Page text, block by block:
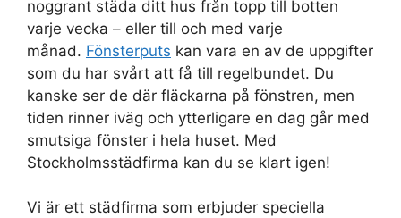
noggrant städa ditt hus från topp till botten
varje vecka – eller till och med varje
månad. Fönsterputs kan vara en av de uppgifter
som du har svårt att få till regelbundet. Du
kanske ser de där fläckarna på fönstren, men
tiden rinner iväg och ytterligare en dag går med
smutsiga fönster i hela huset. Med
Stockholmsstädfirma kan du se klart igen!
Vi är ett städfirma som erbjuder speciella